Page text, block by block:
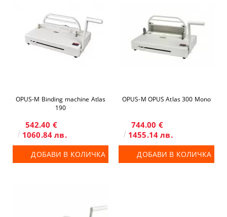
OPUS-М Binding machine Atlas
190
542.40 €
1060.84 лв.
ДОБАВИ В КОЛИЧКА
OPUS-М OPUS Atlas 300 Mono
744.00 €
1455.14 лв.
ДОБАВИ В КОЛИЧКА